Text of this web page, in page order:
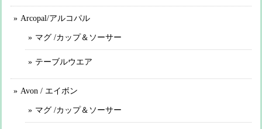
Arcopal/アルコパル
マグ /カップ＆ソーサー
テーブルウエア
Avon / エイボン
マグ /カップ＆ソーサー